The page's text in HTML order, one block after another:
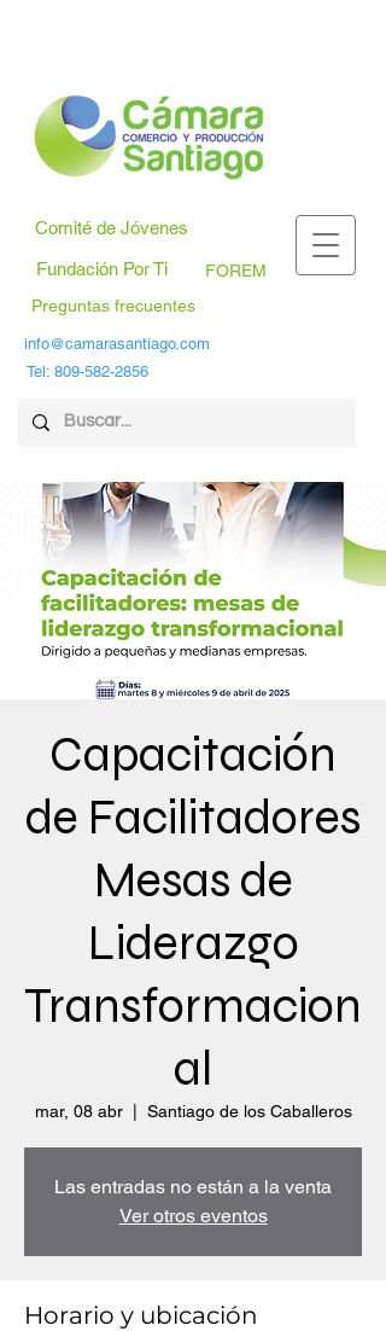
Tel: 809-582-2856
info@camarasantiago.com
FOREM
Comité de Jóvenes
Fundación Por Ti
Preguntas frecuentes
Capacitación
de Facilitadores
Mesas de
Liderazgo
Transformacion
al
mar, 08 abr
  |
Santiago de los Caballeros
Las entradas no están a la venta
Ver otros eventos
Horario y ubicación